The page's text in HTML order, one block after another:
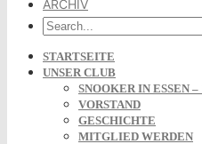
ARCHIV
STARTSEITE
UNSER CLUB
SNOOKER IN ESSEN –
VORSTAND
GESCHICHTE
MITGLIED WERDEN